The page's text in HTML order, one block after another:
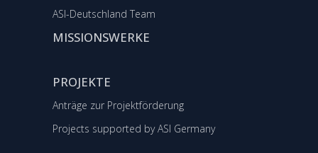
ASI-Deutschland Team
MISSIONSWERKE
PROJEKTE
Anträge zur Projektförderung
Projects supported by ASI Germany